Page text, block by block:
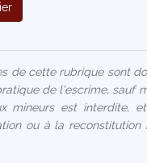
de cette rubrique sont
de l'escrime, sauf
mineurs est interdite,
ou à la reconstitution